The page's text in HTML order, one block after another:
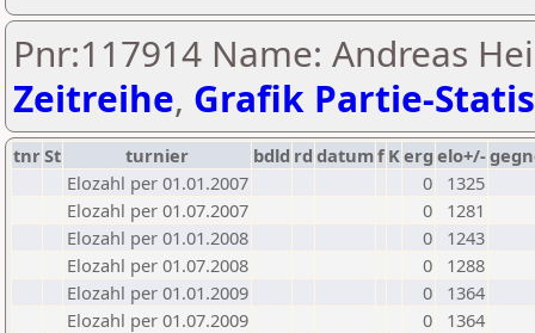
Pnr:117914 Name: Andreas
Zeitreihe, Grafik Partie-
tnrSt turnier bdld rd datumf Kerg elo+/-
Elozahl per 01.01.2007
0
1325
Elozahl per 01.07.2007
0
1281
Elozahl per 01.01.2008
0
1243
Elozahl per 01.07.2008
0
1288
Elozahl per 01.01.2009
0
1364
Elozahl per 01.07.2009
0
1364